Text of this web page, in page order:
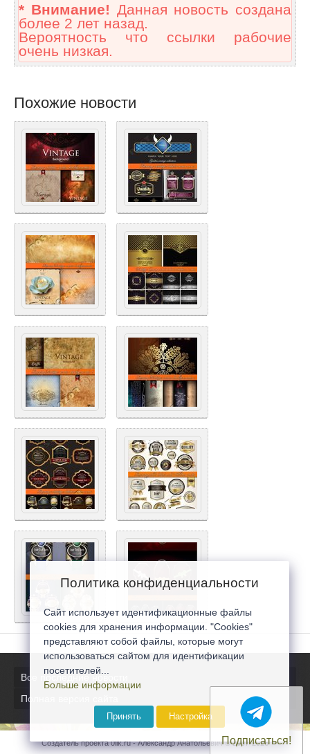
* Внимание! Данная новость создана
более 2 лет назад.
Вероятность что ссылки рабочие
очень низкая.
Похожие новости
Все последние новости
Полная версия сайта
Создатель проекта 0lik.ru - Александр Анатольевич © 2007-2026
Подписаться!
Политика конфиденциальности
Сайт использует идентификационные файлы
cookies для хранения информации. "Cookies"
представляют собой файлы, которые могут
использоваться сайтом для идентификации
посетителей...
Больше информации
Принять Настройка